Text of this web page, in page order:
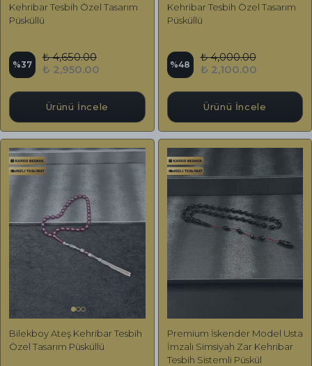
Kehribar Tesbih Özel Tasarım
Püsküllü
%37
₺ 4,650.00
₺ 2,950.00
Ürünü İncele
Kehribar Tesbih Özel Tasarım
Püsküllü
%48
₺ 4,000.00
₺ 2,100.00
Ürünü İncele
Bilekboy Ateş Kehribar Tesbih
Özel Tasarım Püsküllü
Premium İskender Model Usta
İmzalı Simsiyah Zar Kehribar
Tesbih Sistemli Püskül